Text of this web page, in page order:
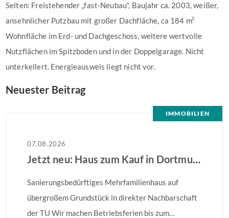
Selten: Freistehender „fast-Neubau“, Baujahr ca. 2003, weißer,
ansehnlicher Putzbau mit großer Dachfläche, ca 184 m²
Wohnfläche im Erd- und Dachgeschoss, weitere wertvolle
Nutzflächen im Spitzboden und in der Doppelgarage. Nicht
unterkellert. Energieausweis liegt nicht vor.
Neuester Beitrag
IMMOBILIEN
07.08.2026
Jetzt neu: Haus zum Kauf in Dortmund
Sanierungsbedürftiges Mehrfamilienhaus auf
übergroßem Grundstück in direkter Nachbarschaft
der TU Wir machen Betriebsferien bis zum